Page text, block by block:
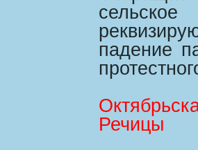
падение
Речицы